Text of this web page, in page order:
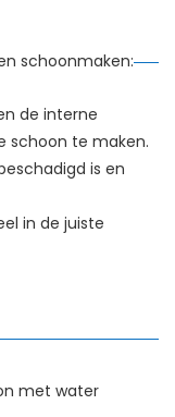
schoonmaken:
de interne
schoon te maken.
is en
in de juiste
met water